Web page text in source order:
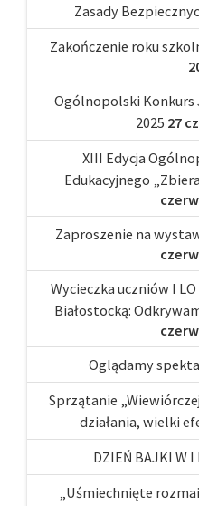
Zasady
Zakończenie roku
Ogólnopolski Konkurs
2025 27
XIII Edycja
Edukacyjnego
Zaproszenie na
Wycieczka uczniów I
Białostocką:
Oglądamy
Sprzątanie
działania, wielki
DZIEŃ BAJKI W I
„Uśmiechnięte